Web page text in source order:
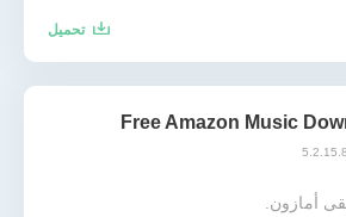
تحميل
Free Amazon Music
أمازون.